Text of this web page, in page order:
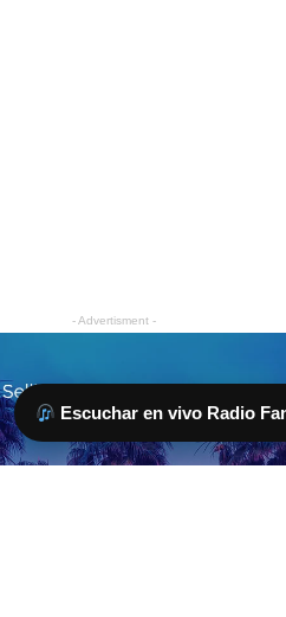
Escuchar en vivo Radio